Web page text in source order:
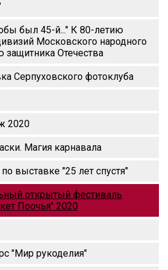
был 45-й..." К 80-летию
Московского народного
Отечества
Серпуховского фотоклуба
2020
Магия карнавала
выставке "25 лет спустя"
открытый фестиваль
Поочья" 2020
"Мир рукоделия"